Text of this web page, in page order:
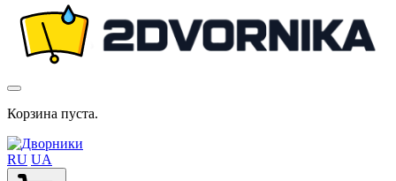
Корзина пуста.
RU UA